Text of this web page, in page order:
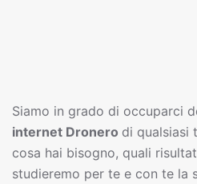
Siamo in grado di occuparci
internet Dronero di qualsiasi
cosa hai bisogno, quali
studieremo per te e con te la